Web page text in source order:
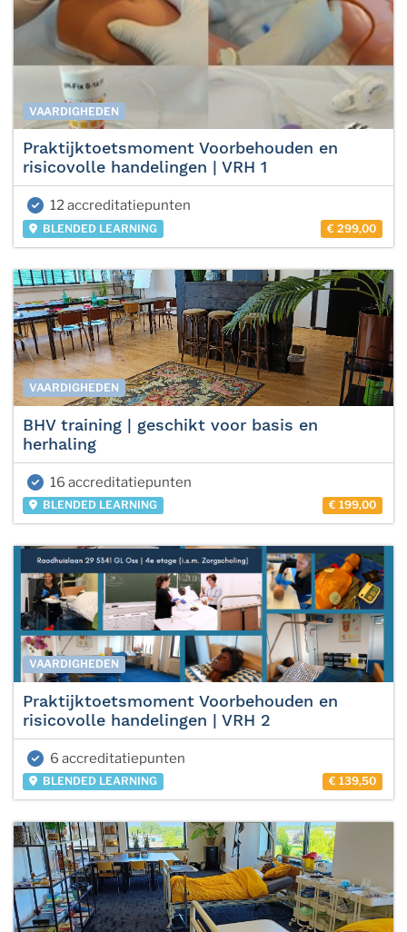
VAARDIGHEDEN
Praktijktoetsmoment Voorbehouden en
risicovolle handelingen | VRH 1
12 accreditatiepunten
BLENDED LEARNING € 299,00
VAARDIGHEDEN
BHV training | geschikt voor basis en
herhaling
16 accreditatiepunten
BLENDED LEARNING € 199,00
VAARDIGHEDEN
Praktijktoetsmoment Voorbehouden en
risicovolle handelingen | VRH 2
6 accreditatiepunten
BLENDED LEARNING € 139,50